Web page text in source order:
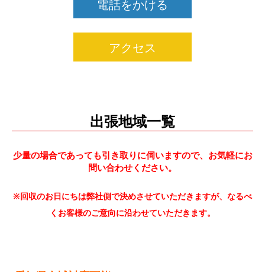
電話をかける
アクセス
出張地域一覧
少量の場合であっても引き取りに伺いますので、お気軽にお
問い合わせください。
※回収のお日にちは弊社側で決めさせていただきますが、なるべ
くお客様のご意向に沿わせていただきます。